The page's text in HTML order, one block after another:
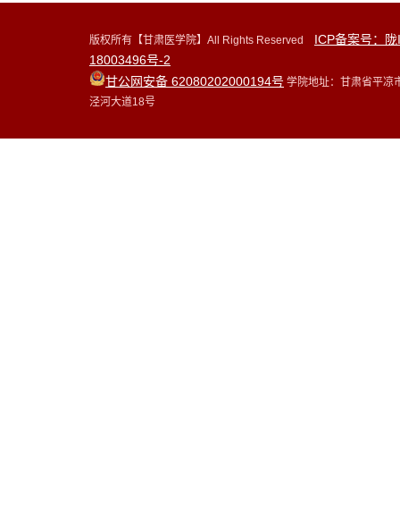
版权所有【甘肃医学院】All Rights Reserved
ICP备案号：
18003496号-2
甘公网安备 62080202000194号 学院地址：甘肃省平凉
泾河大道18号